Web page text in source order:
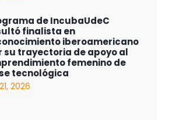
de IncubaUdeC
finalista en
iberoamericano
su trayectoria de apoyo al
femenino de
tecnológica
2026